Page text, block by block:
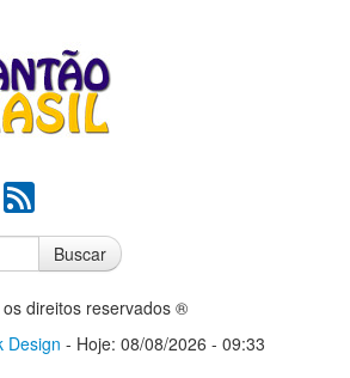
Buscar
direitos reservados ®
Design - Hoje: 08/08/2026 - 09:33